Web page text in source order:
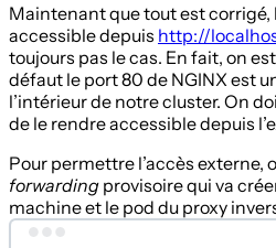
Maintenant que tout est
accessible depuis http://
toujours pas le cas. En fait, on
défaut le port 80 de NGINX est
l’intérieur de notre cluster. On
de le rendre accessible depuis
Pour permettre l’accès externe,
forwarding provisoire qui va
machine et le pod du proxy